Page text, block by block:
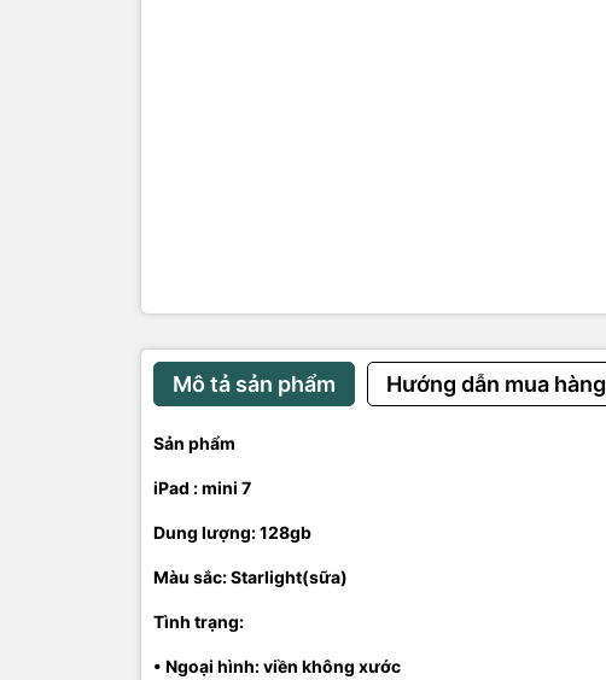
Mô tả sản phẩm Hướng dẫn mua hàng
Sản phẩm
iPad : mini 7
Dung lượng: 128gb
Màu sắc:Starlight(sữa)
Tình trạng:
• Ngoại hình: viền không xước